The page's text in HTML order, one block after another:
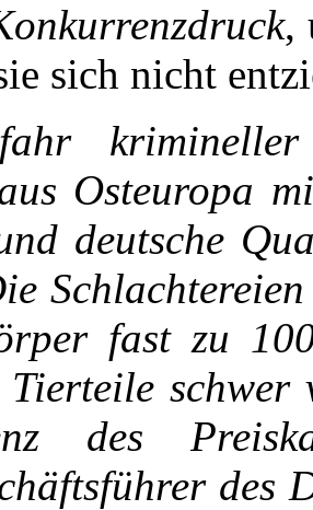
,
sich nicht
krimineller
Osteuropa
deutsche
fast zu
schwer
des
des